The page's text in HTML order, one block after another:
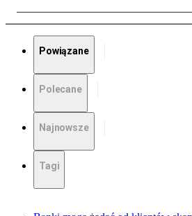
Powiązane
Polecane
Najnowsze
Tagi